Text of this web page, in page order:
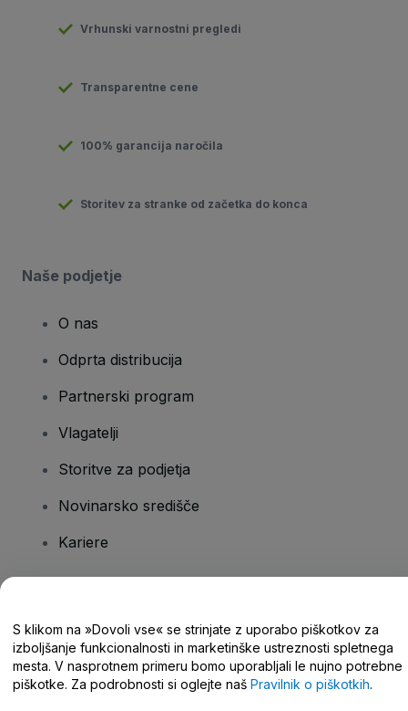
Vrhunski varnostni pregledi
Transparentne cene
100% garancija naročila
Storitev za stranke od začetka do konca
Naše podjetje
O nas
Odprta distribucija
Partnerski program
Vlagatelji
Storitve za podjetja
Novinarsko središče
Kariere
Središče za pomoč/stik z nami
S klikom na »Dovoli vse« se strinjate z uporabo piškotkov za
izboljšanje funkcionalnosti in marketinške ustreznosti spletnega
mesta. V nasprotnem primeru bomo uporabljali le nujno potrebne
piškotke. Za podrobnosti si oglejte naš Pravilnik o piškotkih.